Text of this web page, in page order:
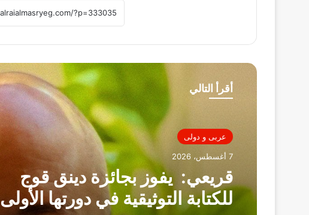
أقرأ التالي
عربى و دولى
7 أغسطس، 2026
قريعي: يفوز بجائزة دينق قوج
للكتابة التوثيقية في دورتها الأولى